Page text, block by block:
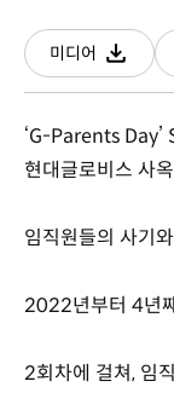
미디어
다운로드
‘G-Parents Day’
현대글로비스 사
임직원들의 사기
2022년부터 4년
2회차에 걸쳐, 임